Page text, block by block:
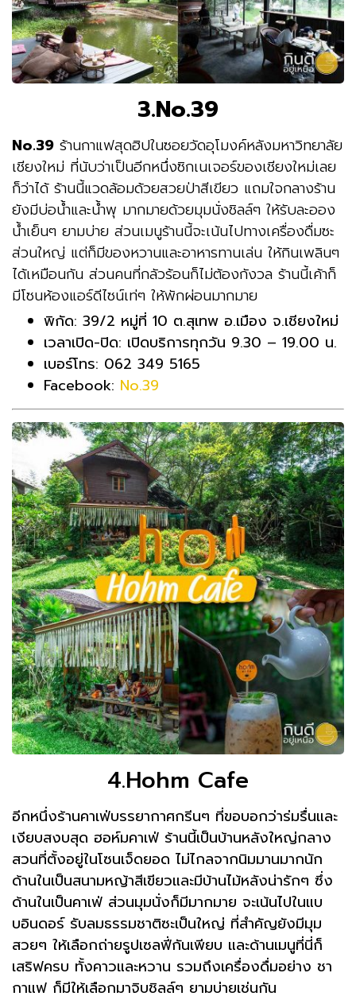
3.No.39
No.39 ร้านกาแฟสุดฮิปในซอยวัดอุโมงค์หลังมหาวิทยาลัย
เชียงใหม่ ที่นับว่าเป็นอีกหนึ่งซิกเนเจอร์ของเชียงใหม่เลย
ก็ว่าได้ ร้านนี้แวดล้อมด้วยสวยป่าสีเขียว แถมใจกลางร้าน
ยังมีบ่อน้ำและน้ำพุ มากมายด้วยมุมนั่งชิลล์ๆ ให้รับละออง
น้ำเย็นๆ ยามบ่าย ส่วนเมนูร้านนี้จะเน้นไปทางเครื่องดื่มซะ
ส่วนใหญ่ แต่ก็มีของหวานและอาหารทานเล่น ให้กินเพลินๆ
ได้เหมือนกัน ส่วนคนที่กลัวร้อนก็ไม่ต้องกังวล ร้านนี้เค้าก็
มีโซนห้องแอร์ดีไซน์เท่ๆ ให้พักผ่อนมากมาย
พิกัด: 39/2 หมู่ที่ 10 ต.สุเทพ อ.เมือง จ.เชียงใหม่
เวลาเปิด-ปิด: เปิดบริการทุกวัน 9.30 – 19.00 น.
เบอร์โทร: 062 349 5165
Facebook: No.39
4.Hohm Cafe
อีกหนึ่งร้านคาเฟ่บรรยากาศกรีนๆ ที่ขอบอกว่าร่มรื่นและ
เงียบสงบสุด ฮอห์มคาเฟ่ ร้านนี้เป็นบ้านหลังใหญ่กลาง
สวนที่ตั้งอยู่ในโซนเจ็ดยอด ไม่ไกลจากนิมมานมากนัก
ด้านในเป็นสนามหญ้าสีเขียวและมีบ้านไม้หลังน่ารักๆ ซึ่ง
ด้านในเป็นคาเฟ่ ส่วนมุมนั่งก็มีมากมาย จะเน้นไปในแบ
บอินดอร์ รับลมธรรมชาติซะเป็นใหญ่ ที่สำคัญยังมีมุม
สวยๆ ให้เลือกถ่ายรูปเซลฟี่กันเพียบ และด้านเมนูที่นี่ก็
เสริฟครบ ทั้งคาวและหวาน รวมถึงเครื่องดื่มอย่าง ชา
กาแฟ ก็มีให้เลือกมาจิบชิลล์ๆ ยามบ่ายเช่นกัน